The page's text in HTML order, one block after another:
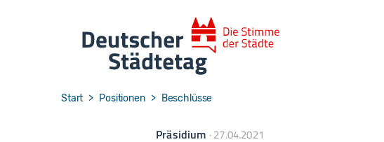
You are here:
Start Positionen Beschlüsse
Präsidium 27.04.2021